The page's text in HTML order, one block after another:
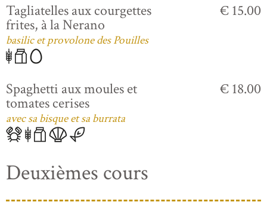
Tagliatelles aux courgettes
frites, à la Nerano
basilic et provolone des Pouilles
€ 15.00
Spaghetti aux moules et
tomates cerises
avec sa bisque et sa burrata
€ 18.00
Deuxièmes cours